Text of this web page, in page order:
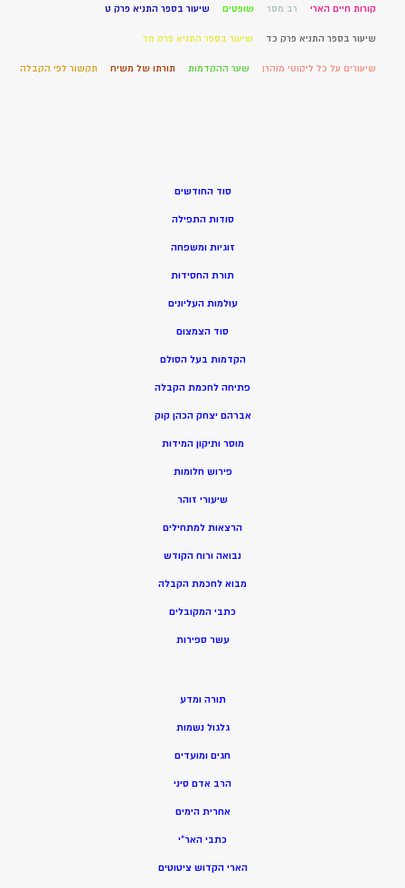
קורות חיים הארי רב מסר שופטים שיעור בספר התניא פרק ט
שיעור בספר התניא פרק כד שיעור בספר התניא פרק מד
שיעורים על כל ליקוטי מוהרן שער ההקדמות תורתו של משיח תקשור לפי הקבלה
סוד החודשים
סודות התפילה
זוגיות ומשפחה
תורת החסידות
עולמות העליונים
סוד הצמצום
הקדמות בעל הסולם
פתיחה לחכמת הקבלה
אברהם יצחק הכהן קוק
מוסר ותיקון המידות
פירוש חלומות
שיעורי זוהר
הרצאות למתחילים
נבואה ורוח הקודש
מבוא לחכמת הקבלה
כתבי המקובלים
עשר ספירות
תורה ומדע
גלגול נשמות
חגים ומועדים
הרב אדם סיני
אחרית הימים
כתבי האר”י
הארי הקדוש ציטוטים